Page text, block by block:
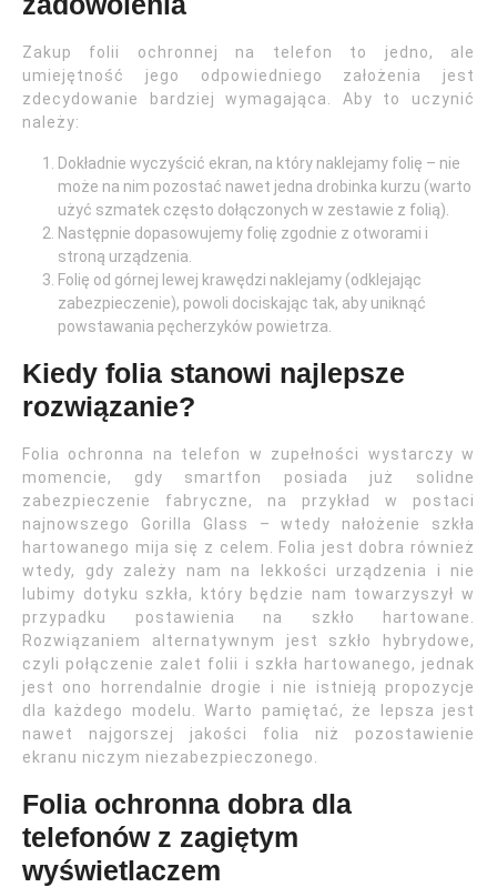
Zakup folii ochronnej na telefon to jedno, ale
umiejętność jego odpowiedniego założenia jest
zdecydowanie bardziej wymagająca. Aby to uczynić
należy:
Dokładnie wyczyścić ekran, na który naklejamy folię – nie
może na nim pozostać nawet jedna drobinka kurzu (warto
użyć szmatek często dołączonych w zestawie z folią).
Następnie dopasowujemy folię zgodnie z otworami i
stroną urządzenia.
Folię od górnej lewej krawędzi naklejamy (odklejając
zabezpieczenie), powoli dociskając tak, aby uniknąć
powstawania pęcherzyków powietrza.
Kiedy folia stanowi najlepsze
rozwiązanie?
Folia ochronna na telefon w zupełności wystarczy w
momencie, gdy smartfon posiada już solidne
zabezpieczenie fabryczne, na przykład w postaci
najnowszego Gorilla Glass – wtedy nałożenie szkła
hartowanego mija się z celem. Folia jest dobra również
wtedy, gdy zależy nam na lekkości urządzenia i nie
lubimy dotyku szkła, który będzie nam towarzyszył w
przypadku postawienia na szkło hartowane.
Rozwiązaniem alternatywnym jest szkło hybrydowe,
czyli połączenie zalet folii i szkła hartowanego, jednak
jest ono horrendalnie drogie i nie istnieją propozycje
dla każdego modelu. Warto pamiętać, że lepsza jest
nawet najgorszej jakości folia niż pozostawienie
ekranu niczym niezabezpieczonego.
Folia ochronna dobra dla
telefonów z zagiętym
wyświetlaczem